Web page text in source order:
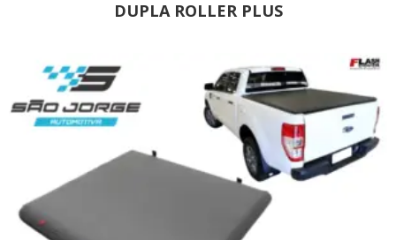
DUPLA ROLLER PLUS